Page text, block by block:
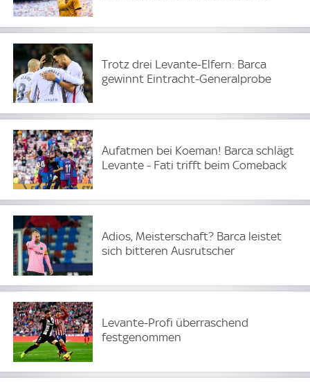
Trotz drei Levante-Elfern: Barca
gewinnt Eintracht-Generalprobe
Aufatmen bei Koeman! Barca schlägt
Levante - Fati trifft beim Comeback
Adios, Meisterschaft? Barca leistet
sich bitteren Ausrutscher
Levante-Profi überraschend
festgenommen